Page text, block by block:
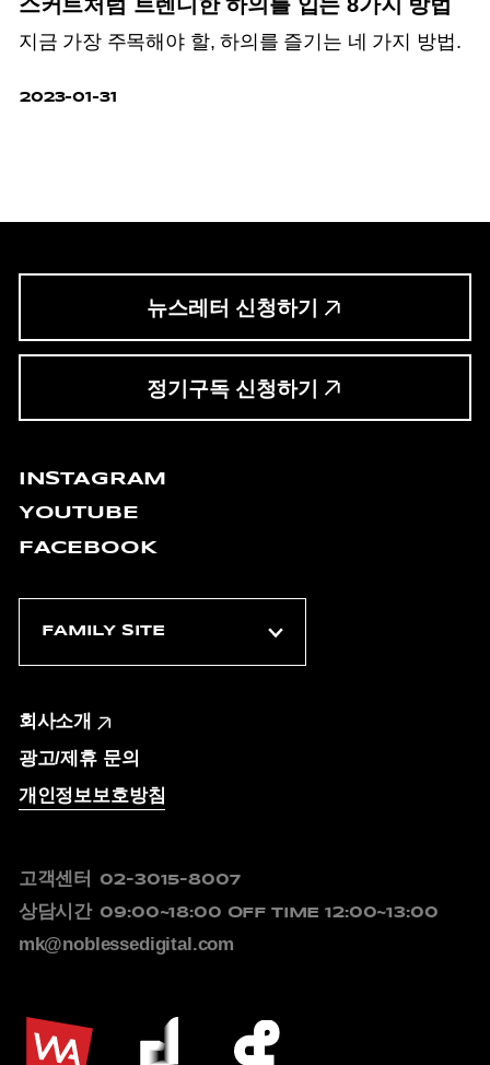
지금 가장 주목해야 할, 하의를 즐기는 네 가지 방법.
2023-01-31
뉴스레터 신청하기
정기구독 신청하기
INSTAGRAM
YOUTUBE
FACEBOOK
회사소개
광고/제휴 문의
개인정보보호방침
고객센터 02-3015-8007
상담시간 09:00~18:00 OFF TIME 12:00~13:00
mk@noblessedigital.com